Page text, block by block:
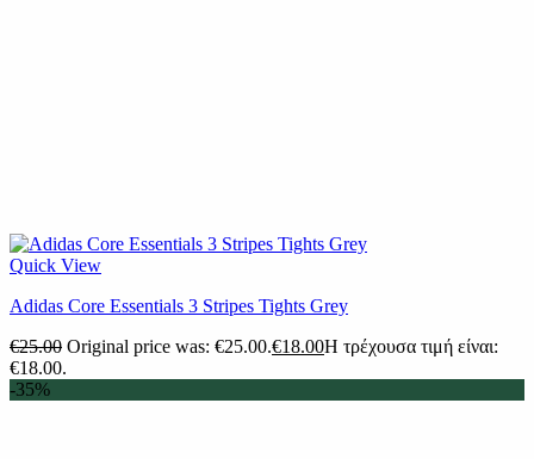
Quick View
Adidas Core Essentials 3 Stripes Tights Grey
€25.00 Original price was: €25.00.€18.00Η τρέχουσα τιμή είναι:
€18.00.
-35%